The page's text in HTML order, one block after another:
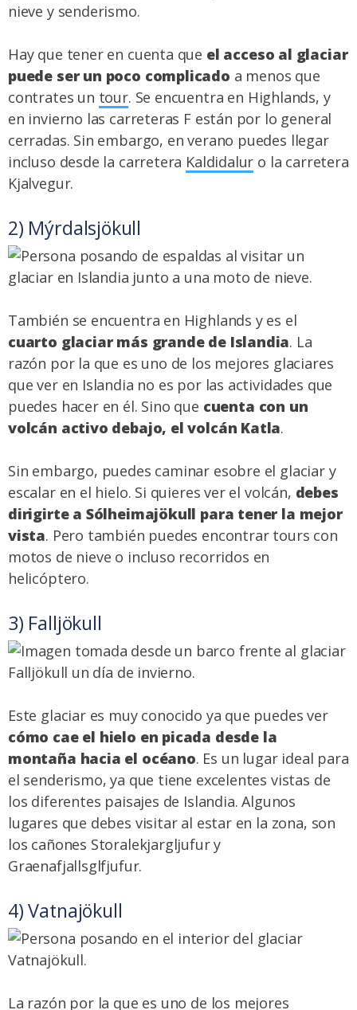
nieve y senderismo.
Hay que tener en cuenta que el acceso al glaciar
puede ser un poco complicado a menos que
contrates un tour. Se encuentra en Highlands, y
en invierno las carreteras F están por lo general
cerradas. Sin embargo, en verano puedes llegar
incluso desde la carretera Kaldidalur o la carretera
Kjalvegur.
2) Mýrdalsjökull
También se encuentra en Highlands y es el
cuarto glaciar más grande de Islandia. La
razón por la que es uno de los mejores glaciares
que ver en Islandia no es por las actividades que
puedes hacer en él. Sino que cuenta con un
volcán activo debajo, el volcán Katla.
Sin embargo, puedes caminar esobre el glaciar y
escalar en el hielo. Si quieres ver el volcán, debes
dirigirte a Sólheimajökull para tener la mejor
vista. Pero también puedes encontrar tours con
motos de nieve o incluso recorridos en
helicóptero.
3) Falljökull
Este glaciar es muy conocido ya que puedes ver
cómo cae el hielo en picada desde la
montaña hacia el océano. Es un lugar ideal para
el senderismo, ya que tiene excelentes vistas de
los diferentes paisajes de Islandia. Algunos
lugares que debes visitar al estar en la zona, son
los cañones Storalekjargljufur y
Graenafjallsglfjufur.
4) Vatnajökull
La razón por la que es uno de los mejores